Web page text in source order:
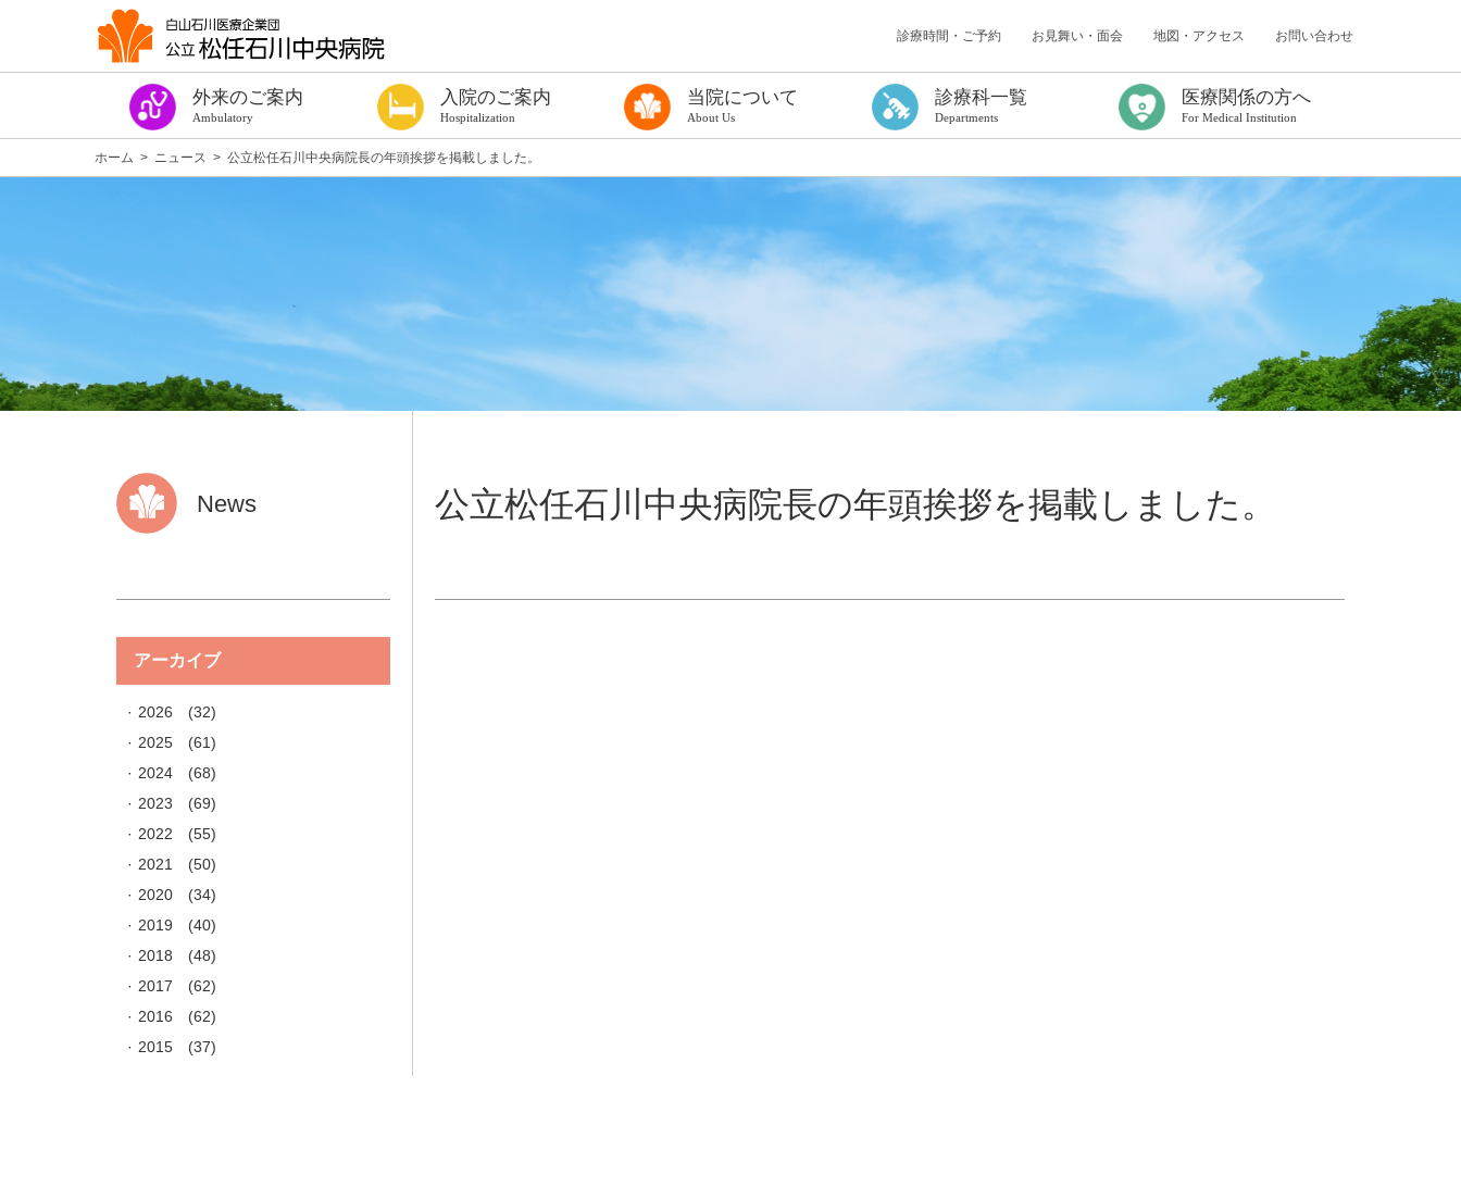
診療時間・ご予約 お見舞い・面会 地図・アクセス お問い合わせ
外来のご案内
Ambulatory
今週の診察表
診療時間・ご予約
はじめての方
紹介状をお持ちの方
診察券をお持ちの方（過去に受診したことのある方）
手術や出血を伴う検査を受ける方へ
健康診断
専門外来
発熱者外来
セカンドオピニオン外来
看護外来
よろず相談室
がん相談支援センター
女性専門相談窓口
医療福祉相談
患者サロン ほっこり
各種診断書
入院のご案内
Hospitalization
入院の手続き
入院の準備
手術や出血を伴う検査を受ける方へ
個室のご案内
病棟設備
入院中の生活
入院中のお願い
お見舞い・面会
入院費用について
退院について
相談窓口
施設案内
医療安全対策
感染防止対策
当院を受診される方へ（一般診療に関するご案内）
入院のご案内パンフレット
当院について
About Us
診療科一覧
Departments
医療関係の方へ
For Medical Institution
ホーム > ニュース > 公立松任石川中央病院長の年頭挨拶を掲載しました。
News
アーカイブ
2026
(32)
2025
(61)
2024
(68)
2023
(69)
2022
(55)
2021
(50)
2020
(34)
2019
(40)
2018
(48)
2017
(62)
2016
(62)
2015
(37)
公立松任石川中央病院長の年頭挨拶を掲載しました。